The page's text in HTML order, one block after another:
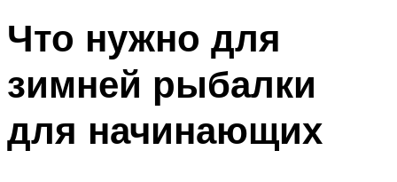
Что нужно для
зимней рыбалки
для начинающих